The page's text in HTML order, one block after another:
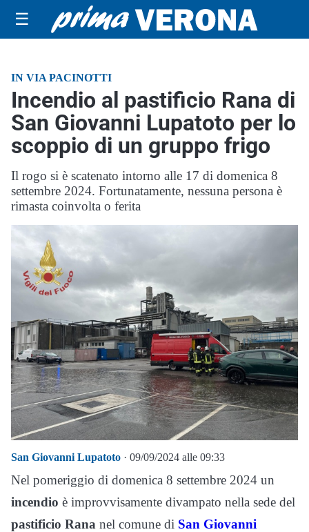
☰
IN VIA PACINOTTI
Incendio al pastificio Rana di
San Giovanni Lupatoto per lo
scoppio di un gruppo frigo
Il rogo si è scatenato intorno alle 17 di domenica 8
settembre 2024. Fortunatamente, nessuna persona è
rimasta coinvolta o ferita
San Giovanni Lupatoto · 09/09/2024 alle 09:33
Nel pomeriggio di domenica 8 settembre 2024 un
incendio è improvvisamente divampato nella sede del
pastificio Rana nel comune di San Giovanni